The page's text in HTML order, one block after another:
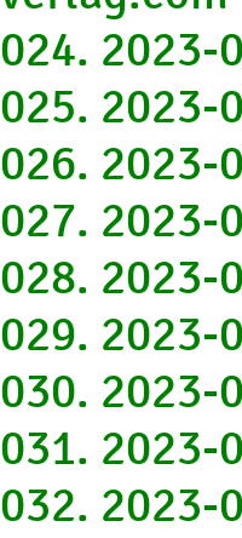
024. 2023-
025. 2023-
026. 2023-
027. 2023-
028. 2023-
029. 2023-
030. 2023-
031. 2023-
032. 2023-